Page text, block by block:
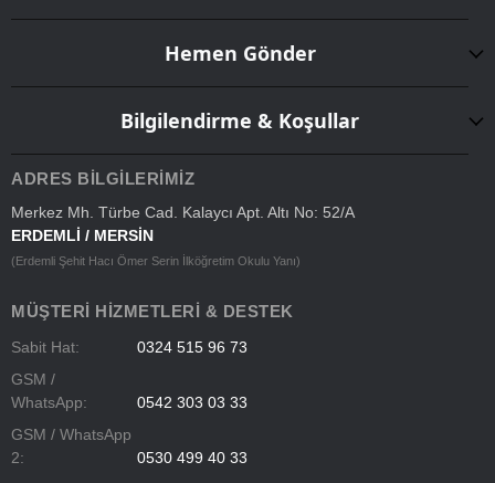
Hemen Gönder
Bilgilendirme & Koşullar
ADRES BILGILERIMIZ
Merkez Mh. Türbe Cad. Kalaycı Apt. Altı No: 52/A
ERDEMLİ / MERSİN
(Erdemli Şehit Hacı Ömer Serin İlköğretim Okulu Yanı)
MÜŞTERI HIZMETLERI & DESTEK
Sabit Hat:
0324 515 96 73
GSM /
WhatsApp:
0542 303 03 33
GSM / WhatsApp
2:
0530 499 40 33